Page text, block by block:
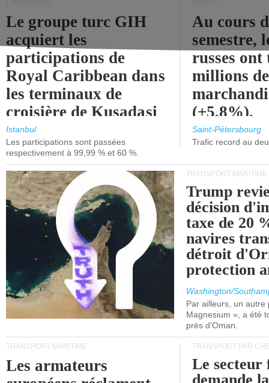
Le groupe turc GIH
acquiert les
participations de
Royal Caribbean dans
les terminaux de
croisière de Kusadasi
et de Lisbonne.
Istanbul
Les participations sont passées
respectivement à 99,99 % et 60 %.
Au cours
semestre,
russes
millions
(+5,8%).
Saint-Pétersbourg
Trafic record au
TRANSPORT MARITIME
Trump
décision
taxe de 20
navires
détroit
protection
Washington/
Par ailleurs, un autre
Magnesium », a été
près d'Oman.
TRANSPORT MARITIME
Les armateurs
TRANSPORT PAR
Le